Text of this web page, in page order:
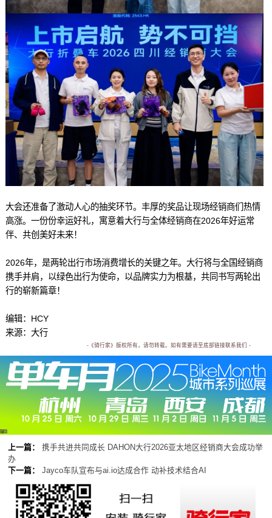
大会还准备了激动人心的抽奖环节。丰厚的奖品让现场经销商们热情
高涨。一份份幸运好礼，寓意着大行与全体经销商在2026年好运常
伴、共创美好未来！
2026年，是两轮出行市场消费增长的关键之年。大行将与全国经销商
携手并肩，以绿色出行为使命，以品牌实力为根基，共同书写两轮出
行的崭新篇章！
编辑：HCY
来源：大行
-《骑行家》版权所有，请勿转载。如有需要请至底部链接联系我们 -
广告
上一篇：
携手共进共同成长 DAHON大行2026亚太地区经销商大会成功举
办
下一篇：
Jayco车队宣布与ai.io达成合作 动补技术结合AI